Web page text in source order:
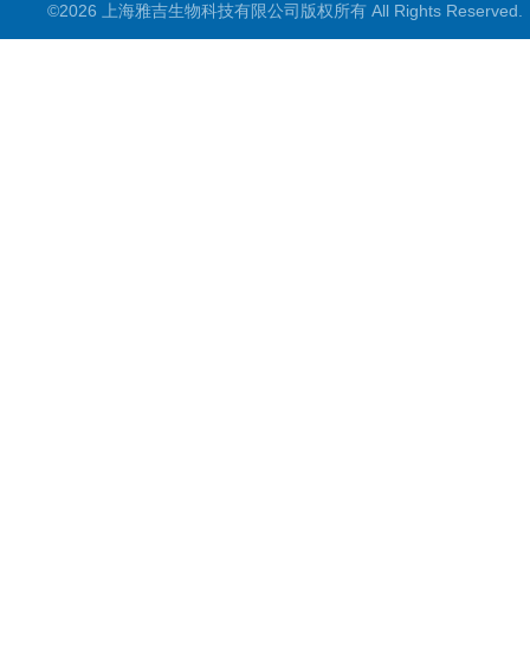
©2026 上海雅吉生物科技有限公司版权所有 All Rights